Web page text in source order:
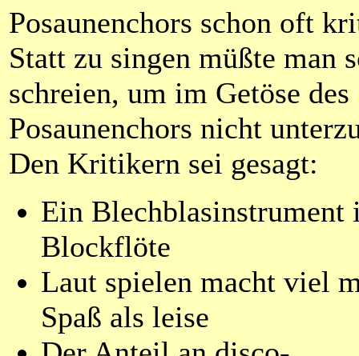
Posaunenchors schon oft
Statt zu singen müßte man
schreien, um im Getöse des
Posaunenchors nicht
Den Kritikern sei gesagt:
Ein Blechblasinstrument
Blockflöte
Laut spielen macht viel
Spaß als leise